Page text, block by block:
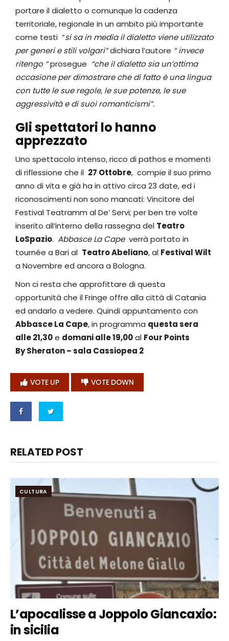
portare il dialetto o comunque la cadenza
territoriale, regionale in un ambito più importante
come testi “si sa in media il dialetto viene utilizzato
per generi e stili volgari”dichiara l’autore “ invece
ritengo “prosegue “che il dialetto sia un’ottima
occasione per dimostrare che di fatto è una lingua
con tutte le sue regole, le sue potenze, le sue
aggressività e di suoi romanticismi”.
Gli spettatori lo hanno
apprezzato
Uno spettacolo intenso, ricco di pathos e momenti
di riflessione che il 27 Ottobre, compie il suo primo
anno di vita e già ha in attivo circa 23 date, ed i
riconoscimenti non sono mancati: Vincitore del
Festival Teatramm al De’ Servi; per ben tre volte
inserito all’interno della rassegna del Teatro
LoSpazio. Abbasce La Capeverrà portato in
tournée a Bari al Teatro Abeliano, al Festival Wilt
a Novembre ed ancora a Bologna.
Non ci resta che approfittare di questa
opportunità che il Fringe offre alla città di Catania
ed andarlo a vedere. Quindi appuntamento con
Abbasce La Cape, in programma questa sera
alle 21,30e domani alle 19,00al Four Points
By Sheraton – sala Cassiopea 2
VOTE UP VOTE DOWN
RELATED POST
CULTURA
L’apocalisse a Joppolo Giancaxio:
in sicilia